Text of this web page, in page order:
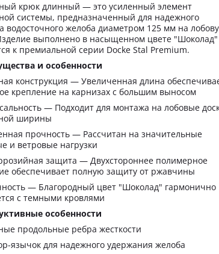
крюк длинный — это усиленный элемент
системы, предназначенный для надежного
водосточного желоба диаметром 125 мм на
выполнено в насыщенном цвете
к премиальной серии Docke Stal Premium.
и особенности
конструкция — Увеличенная длина
крепление на карнизах с большим выносом
— Подходит для монтажа на лобовые
ширины
прочность — Рассчитан на значительные
и ветровые нагрузки
защита — Двухстороннее полимерное
обеспечивает полную защиту от ржавчины
— Благородный цвет "Шоколад" гармонично
с темными кровлями
особенности
продольные ребра жесткости
язычок для надежного удержания желоба